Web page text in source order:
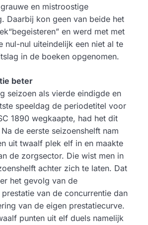
en mistroostige
Daarbij kon geen van beide het
en werd met met
nul-nul uiteindelijk een niet al te
in de boeken opgenomen.
beter
seizoen als vierde eindigde en
speeldag de periodetitel voor
1890 wegkaapte, had het dit
de eerste seizoenshelft nam
uit twaalf plek elf in en maakte
de zorgsector. Die wist men in
achter zich te laten. Dat
het gevolg van de
van de concurrentie dan
van de eigen prestatiecurve.
punten uit elf duels namelijk